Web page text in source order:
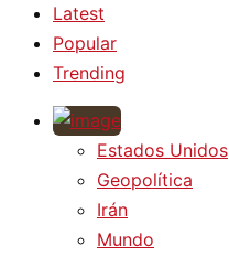
Latest
Popular
Trending
Estados Unidos
Geopolítica
Irán
Mundo